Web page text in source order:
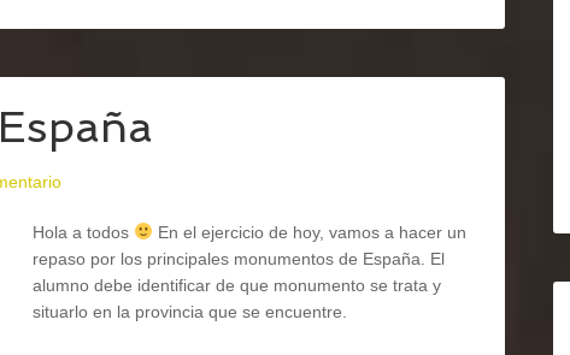
Hola a todos
En el ejercicio de hoy, vamos a hacer un
repaso por los principales monumentos de España. El
alumno debe identificar de que monumento se trata y
situarlo en la provincia que se encuentre.